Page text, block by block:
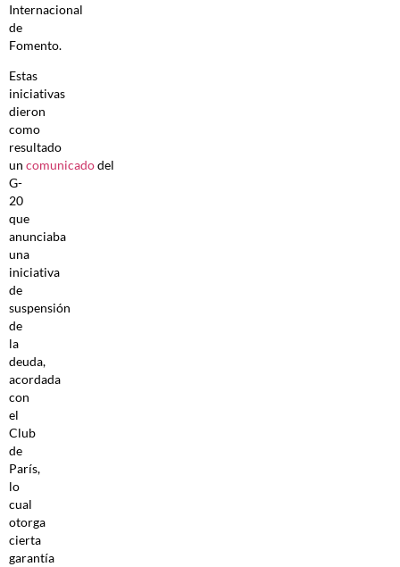
Internacional
de
Fomento.
Estas
iniciativas
dieron
como
resultado
un comunicadodel
G-
20
que
anunciaba
una
iniciativa
de
suspensión
de
la
deuda,
acordada
con
el
Club
de
París,
lo
cual
otorga
cierta
garantía